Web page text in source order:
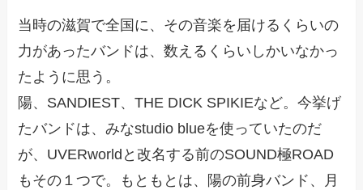
当時の滋賀で全国に、その音楽を届けるくらいの
力があったバンドは、数えるくらいしかいなかっ
たように思う。
陽、SANDIEST、THE DICK SPIKIEなど。今挙げ
たバンドは、みなstudio blueを使っていたのだ
が、UVERworldと改名する前のSOUND極ROAD
もその１つで。もともとは、陽の前身バンド、月